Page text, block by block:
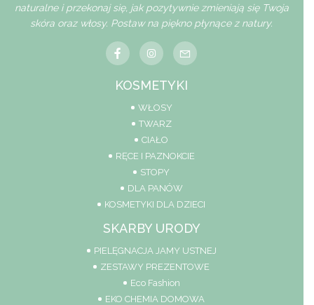
naturalne i przekonaj się, jak pozytywnie zmieniają się Twoja
skóra oraz włosy. Postaw na piękno płynące z natury.
KOSMETYKI
WŁOSY
TWARZ
CIAŁO
RĘCE I PAZNOKCIE
STOPY
DLA PANÓW
KOSMETYKI DLA DZIECI
SKARBY URODY
PIELĘGNACJA JAMY USTNEJ
ZESTAWY PREZENTOWE
Eco Fashion
EKO CHEMIA DOMOWA